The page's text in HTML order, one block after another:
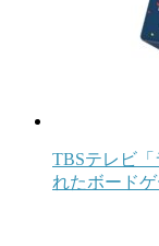
TBSテレビ
れたボード